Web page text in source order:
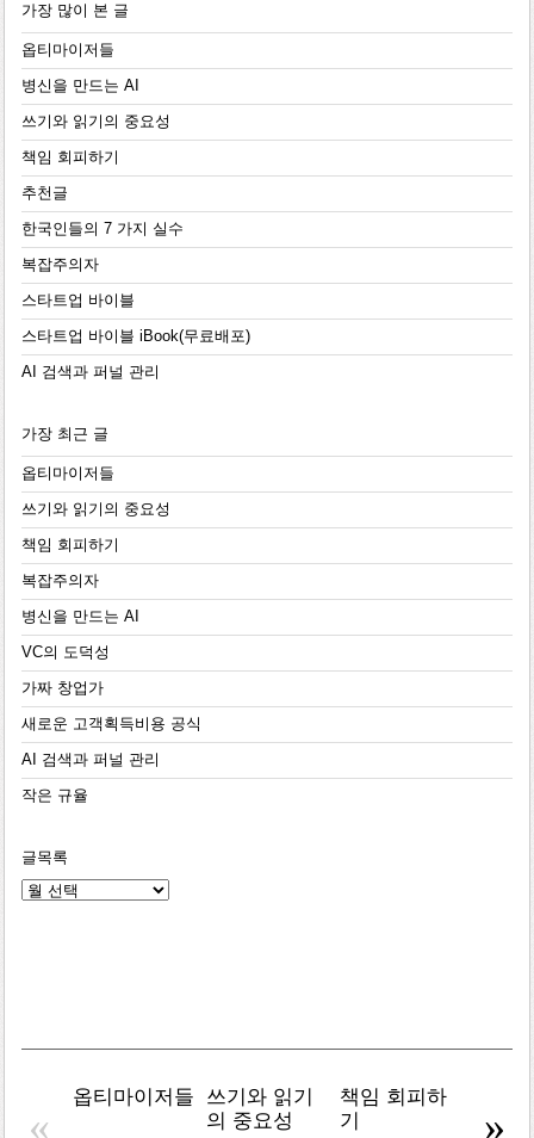
가장 많이 본 글
옵티마이저들
병신을 만드는 AI
쓰기와 읽기의 중요성
책임 회피하기
추천글
한국인들의 7 가지 실수
복잡주의자
스타트업 바이블
스타트업 바이블 iBook(무료배포)
AI 검색과 퍼널 관리
가장 최근 글
옵티마이저들
쓰기와 읽기의 중요성
책임 회피하기
복잡주의자
병신을 만드는 AI
VC의 도덕성
가짜 창업가
새로운 고객획득비용 공식
AI 검색과 퍼널 관리
작은 규율
글목록
글
옵티마이저들
쓰기와 읽기
의 중요성
책임 회피하
기
« »